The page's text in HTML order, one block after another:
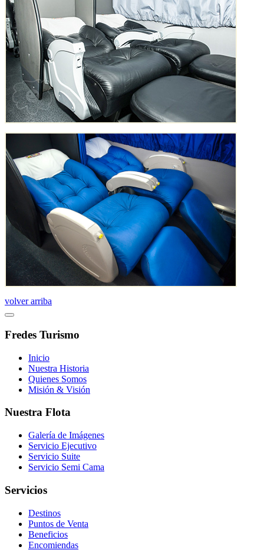
volver arriba
Fredes Turismo
Inicio
Nuestra Historia
Quienes Somos
Misión & Visión
Nuestra Flota
Galería de Imágenes
Servicio Ejecutivo
Servicio Suite
Servicio Semi Cama
Servicios
Destinos
Puntos de Venta
Beneficios
Encomiendas